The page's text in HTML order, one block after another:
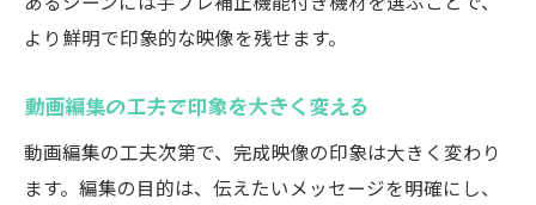
より鮮明で印象的な映像を残せます。
動画編集の工夫で印象を大きく変える
動画編集の工夫次第で、完成映像の印象は大きく変わり
ます。編集の目的は、伝えたいメッセージを明確にし、